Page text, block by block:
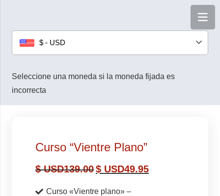
$ - USD
Seleccione una moneda si la moneda fijada es
incorrecta
Curso “Vientre Plano”
$ USD139.00$ USD49.95
Curso «Vientre plano» –